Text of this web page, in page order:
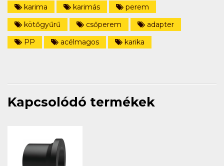
karima
karimás
perem
kötőgyűrű
csőperem
adapter
PP
acélmagos karika
Kapcsolódó termékek